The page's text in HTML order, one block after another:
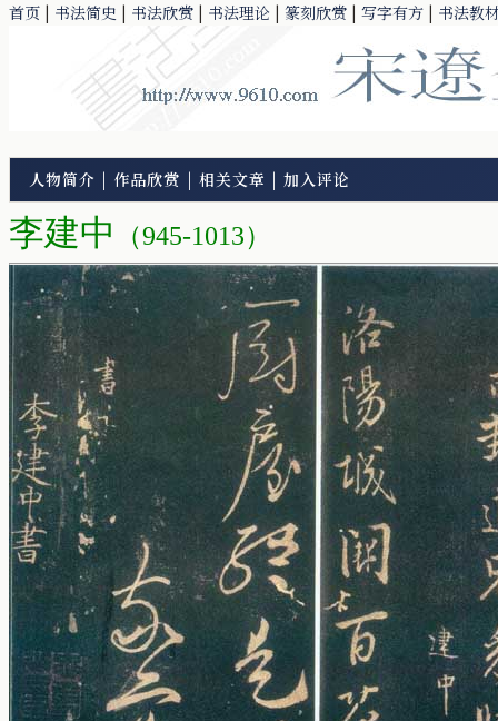
首页 | 书法简史 | 书法欣赏 | 书法理论 | 篆刻欣赏 | 写字有方 | 书法教
人物简介 | 作品欣赏 | 相关文章 | 加入评论
李建中 （945-1013）